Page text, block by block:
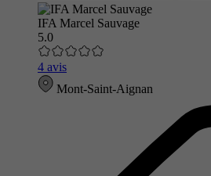
IFA Marcel Sauvage
5.0
4 avis
Mont-Saint-Aignan